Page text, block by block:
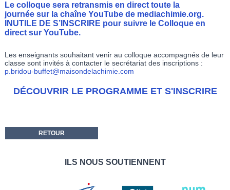
Le colloque sera retransmis en direct toute la
journée sur la chaîne YouTube de mediachimie.org.
INUTILE DE S’INSCRIRE pour suivre le Colloque en
direct sur YouTube.
Les enseignants souhaitant venir au colloque accompagnés de leur
classe sont invités à contacter le secrétariat des inscriptions :
p.bridou-buffet@maisondelachimie.com
DÉCOUVRIR LE PROGRAMME ET S'INSCRIRE
RETOUR
ILS NOUS SOUTIENNENT